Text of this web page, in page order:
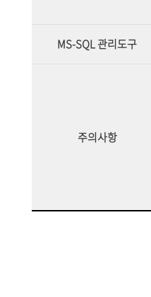
MS-SQL 관리도구
주의사항